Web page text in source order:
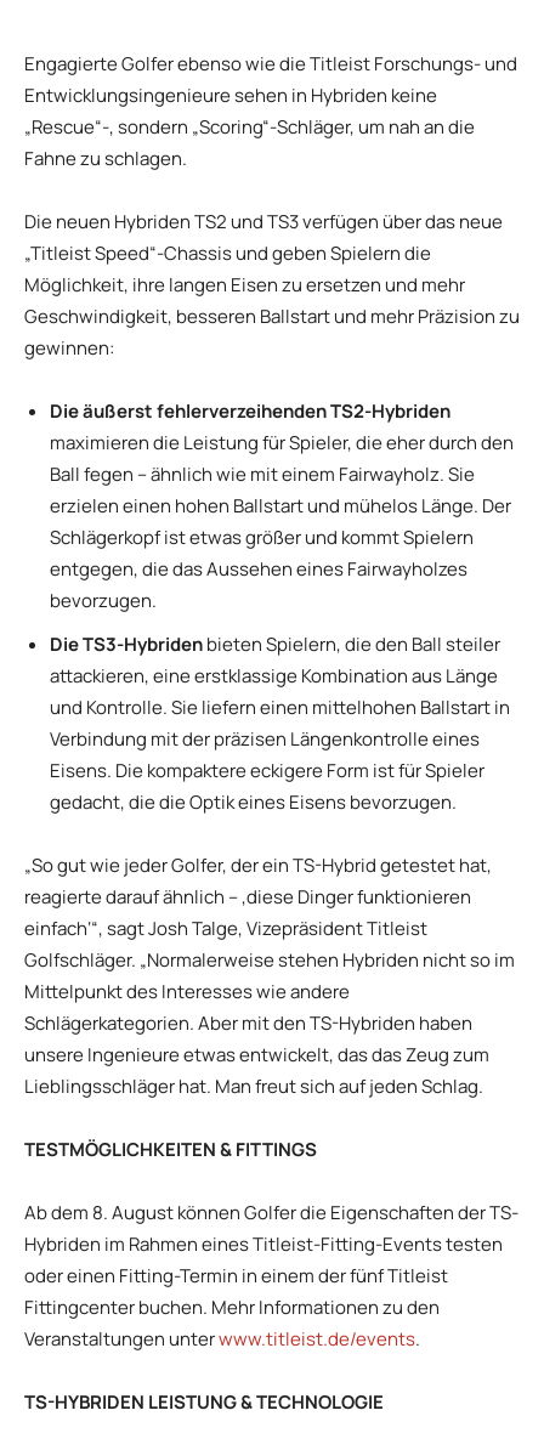
Engagierte Golfer ebenso wie die Titleist Forschungs- und
Entwicklungsingenieure sehen in Hybriden keine
„Rescue“-, sondern „Scoring“-Schläger, um nah an die
Fahne zu schlagen.
Die neuen Hybriden TS2 und TS3 verfügen über das neue
„Titleist Speed“-​​Chassis und geben Spielern die
Möglichkeit, ihre langen Eisen zu ersetzen und mehr
Geschwindigkeit, besseren Ballstart und mehr Präzision zu
gewinnen:
Die äußerst fehlerverzeihendenTS2-Hybriden
maximieren die Leistung für Spieler, die eher durch den
Ball fegen – ähnlich wie mit einem Fairwayholz. Sie
erzielen einen hohen Ballstart und mühelos Länge. Der
Schlägerkopf ist etwas größer und kommt Spielern
entgegen, die das Aussehen eines Fairwayholzes
bevorzugen.
Die TS3-Hybridenbieten Spielern, die den Ball steiler
attackieren, eine erstklassige Kombination aus Länge
und Kontrolle. Sie liefern einen mittelhohen Ballstart in
Verbindung mit der präzisen Längenkontrolle eines
Eisens. Die kompaktere eckigere Form ist für Spieler
gedacht, die die Optik eines Eisens bevorzugen.
„So gut wie jeder Golfer, der ein TS-Hybrid getestet hat,
reagierte darauf ähnlich – ‚diese Dinger funktionieren
einfach‘“, sagt Josh Talge, Vizepräsident Titleist
Golfschläger. „Normalerweise stehen Hybriden nicht so im
Mittelpunkt des Interesses wie andere
Schlägerkategorien. Aber mit den TS-Hybriden haben
unsere Ingenieure etwas entwickelt, das das Zeug zum
Lieblingsschläger hat. Man freut sich auf jeden Schlag.
TESTMÖGLICHKEITEN & FITTINGS
Ab dem 8. August können Golfer die Eigenschaften der TS-
Hybriden im Rahmen eines Titleist-Fitting-Events testen
oder einen Fitting-Termin in einem der fünf Titleist
Fittingcenter buchen. Mehr Informationen zu den
Veranstaltungen unterwww.titleist.de/events.
TS-HYBRIDEN LEISTUNG & TECHNOLOGIE